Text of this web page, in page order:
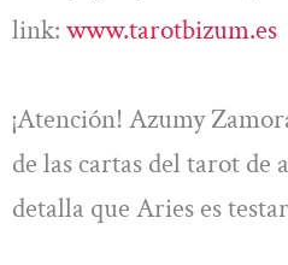
link: www.tarotbizum.es
¡Atención! Azumy
de las cartas del tarot de
detalla que Aries es